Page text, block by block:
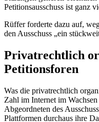
Petitionsausschuss ist ganz
Rüffer forderte dazu auf,
den Ausschuss „ein
Privatrechtlich
Petitionsforen
Was die privatrechtlich
Zahl im Internet im
Abgeordneten des
Plattformen durchaus ihre